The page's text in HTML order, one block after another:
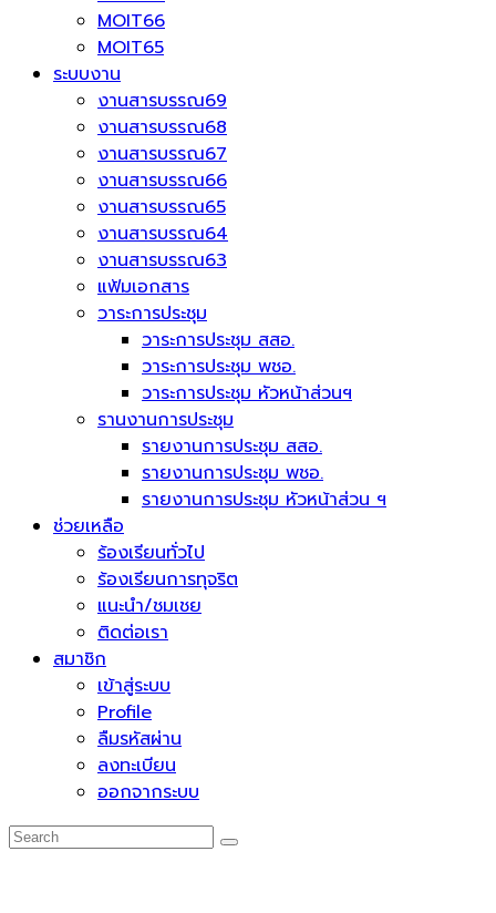
MOIT66
MOIT65
ระบบงาน
งานสารบรรณ69
งานสารบรรณ68
งานสารบรรณ67
งานสารบรรณ66
งานสารบรรณ65
งานสารบรรณ64
งานสารบรรณ63
แฟ้มเอกสาร
วาระการประชุม
วาระการประชุม สสอ.
วาระการประชุม พชอ.
วาระการประชุม หัวหน้าส่วนฯ
รานงานการประชุม
รายงานการประชุม สสอ.
รายงานการประชุม พชอ.
รายงานการประชุม หัวหน้าส่วน ฯ
ช่วยเหลือ
ร้องเรียนทั่วไป
ร้องเรียนการทุจริต
แนะนำ/ชมเชย
ติดต่อเรา
สมาชิก
เข้าสู่ระบบ
Profile
ลืมรหัสผ่าน
ลงทะเบียน
ออกจากระบบ